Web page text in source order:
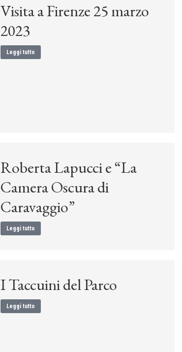
Visita a Firenze 25 marzo
2023
Leggi tutto
Roberta Lapucci e “La
Camera Oscura di
Caravaggio”
Leggi tutto
I Taccuini del Parco
Leggi tutto